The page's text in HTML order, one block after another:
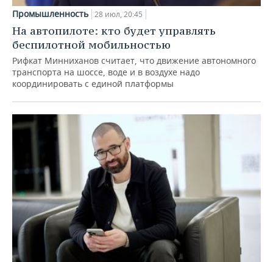
Промышленность 28 июл, 20:45
На автопилоте: кто будет управлять
беспилотной мобильностью
Рифкат Минниханов считает, что движение автономного
транспорта на шоссе, воде и в воздухе надо
координировать с единой платформы